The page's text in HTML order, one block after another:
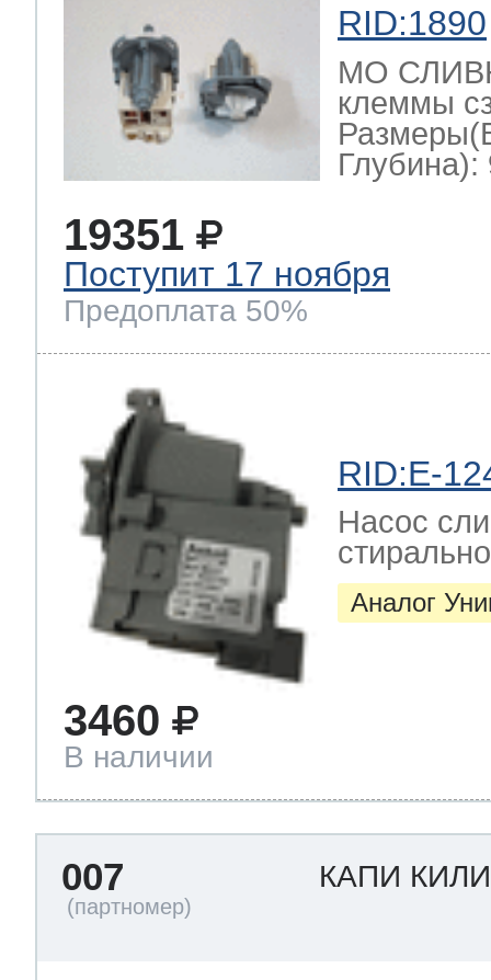
RID:1890
МО
клеммы
Глубина):
19351
Поступит 17 ноября
Предоплата 50%
RID:E-
Насос
Аналог
3460
В наличии
007 КАПИ